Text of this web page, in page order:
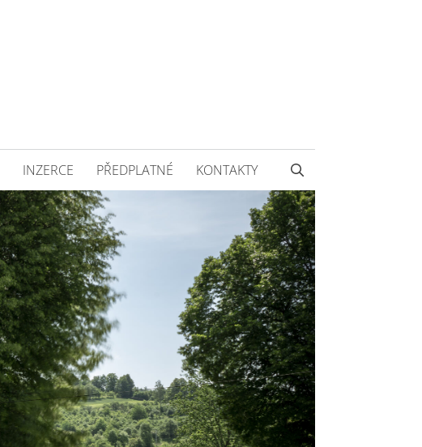
INZERCE PŘEDPLATNÉ KONTAKTY